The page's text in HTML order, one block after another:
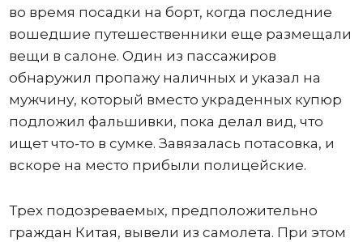
во время посадки на борт, когда последние
вошедшие путешественники еще размещали
вещи в салоне. Один из пассажиров
обнаружил пропажу наличных и указал на
мужчину, который вместо украденных купюр
подложил фальшивки, пока делал вид, что
ищет что-то в сумке. Завязалась потасовка, и
вскоре на место прибыли полицейские.
Трех подозреваемых, предположительно
граждан Китая, вывели из самолета. При этом